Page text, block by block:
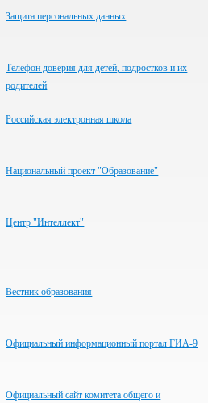
Защита персональных данных
Телефон доверия для детей, подростков и их
родителей
Российская электронная школа
Национальный проект "Образование"
Центр "Интеллект"
Вестник образования
Официальный информационный портал ГИА-9
Официальный сайт комитета общего и